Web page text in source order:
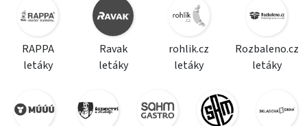
RAPPA
letáky
Ravak
letáky
rohlik.cz
letáky
Rozbaleno.cz
letáky